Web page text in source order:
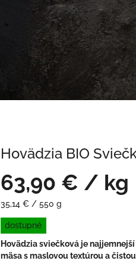
Hovädzia BIO
63,90 € / kg
Jednotková
cena:
35,14 € / 550 g
dostupné
Hovädzia sviečková je
mäsa s maslovou textúrou a